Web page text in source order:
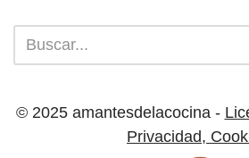
© 2025 amantesdelacocina -
Privacidad,